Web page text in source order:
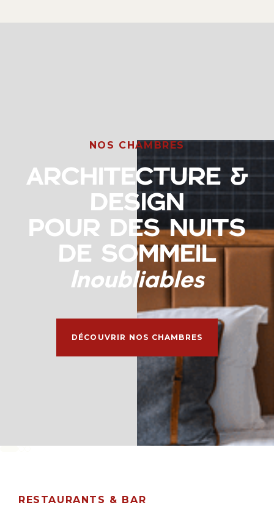
NOS CHAMBRES
ARCHITECTURE &
DESIGN
POUR DES NUITS
DE SOMMEIL
Inoubliables
DÉCOUVRIR NOS CHAMBRES
RESTAURANTS & BAR